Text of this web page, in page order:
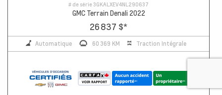
# de série3GKALXEV4NL290637
GMC Terrain Denali 2022
26 837 $*
Automatique 60 369 KM Traction Intégrale